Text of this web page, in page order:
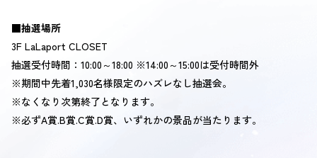
■抽選場所
3F LaLaport CLOSET
抽選受付時間：10:00～18:00 ※14:00～15:00は受付時間外
※期間中先着1,030名様限定のハズレなし抽選会。
※なくなり次第終了となります。
※必ずA賞.B賞.C賞.D賞、いずれかの景品が当たります。